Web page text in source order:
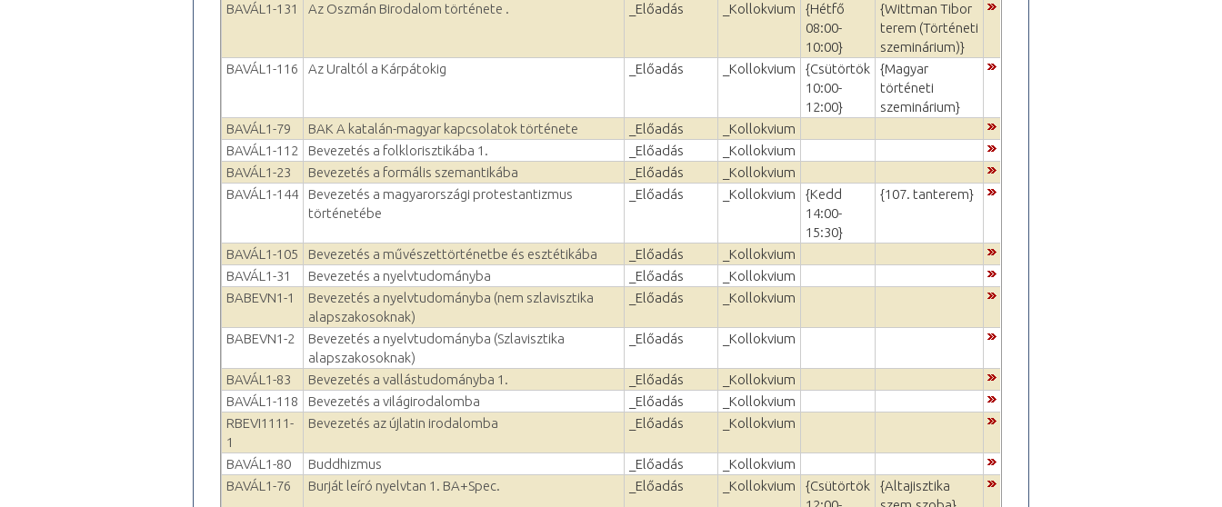
BAVÁL1-131
Az Oszmán Birodalom története . _Előadás _Kollokvium
{Hétfő
08:00-
10:00}
{Wittman Tibor
terem (Történeti
szeminárium)}
BAVÁL1-116
Az Uraltól a Kárpátokig _Előadás _Kollokvium
{Csütörtök
10:00-
12:00}
{Magyar
történeti
szeminárium}
BAVÁL1-79
BAK A katalán-magyar kapcsolatok története _Előadás
_Kollokvium
BAVÁL1-112
Bevezetés a folklorisztikába 1. _Előadás
_Kollokvium
BAVÁL1-23
Bevezetés a formális szemantikába _Előadás
_Kollokvium
BAVÁL1-144
Bevezetés a magyarországi protestantizmus
történetébe
_Előadás _Kollokvium
{Kedd
14:00-
15:30}
{107. tanterem}
BAVÁL1-105 Bevezetés a művészettörténetbe és esztétikába _Előadás
_Kollokvium
BAVÁL1-31
Bevezetés a nyelvtudományba _Előadás
_Kollokvium
BABEVN1-1
Bevezetés a nyelvtudományba (nem szlavisztika
alapszakosoknak)
_Előadás _Kollokvium
BABEVN1-2
Bevezetés a nyelvtudományba (Szlavisztika
alapszakosoknak)
_Előadás _Kollokvium
BAVÁL1-83 Bevezetés a vallástudományba 1. _Előadás
_Kollokvium
BAVÁL1-118
Bevezetés a világirodalomba _Előadás
_Kollokvium
RBEVI1111-
1
Bevezetés az újlatin irodalomba _Előadás _Kollokvium
BAVÁL1-80 Buddhizmus _Előadás
_Kollokvium
BAVÁL1-76
Burját leíró nyelvtan 1. BA+Spec. _Előadás _Kollokvium
{Csütörtök
{Altajisztika